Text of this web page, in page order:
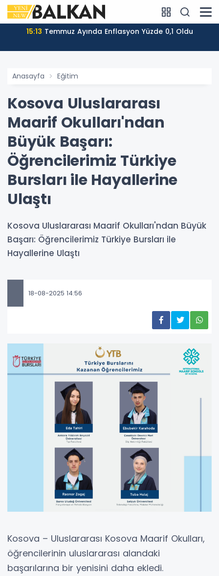
15:13 Temmuz Ayında Enflasyon Yüzde 0,1 Oldu
Anasayfa Eğitim
Kosova Uluslararası
Maarif Okulları'ndan
Büyük Başarı:
Öğrencilerimiz Türkiye
Bursları ile Hayallerine
Ulaştı
Kosova Uluslararası Maarif Okulları'ndan Büyük
Başarı: Öğrencilerimiz Türkiye Bursları ile
Hayallerine Ulaştı
18-08-2025 14:56
Kosova – Uluslararası Kosova Maarif Okulları,
öğrencilerinin uluslararası alandaki
başarılarına bir yenisini daha ekledi.